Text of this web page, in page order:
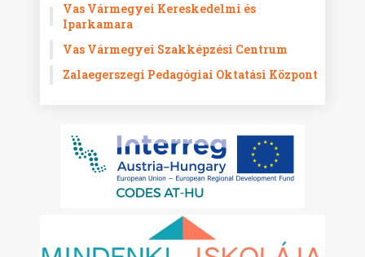
Vas Vármegyei Kereskedelmi és
Iparkamara
Vas Vármegyei Szakképzési Centrum
Zalaegerszegi Pedagógiai Oktatási Központ